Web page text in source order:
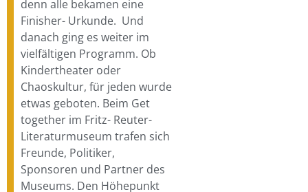
denn alle bekamen eine
Finisher- Urkunde. Und
danach ging es weiter im
vielfältigen Programm. Ob
Kindertheater oder
Chaoskultur, für jeden wurde
etwas geboten. Beim Get
together im Fritz- Reuter-
Literaturmuseum trafen sich
Freunde, Politiker,
Sponsoren und Partner des
Museums. Den Höhepunkt